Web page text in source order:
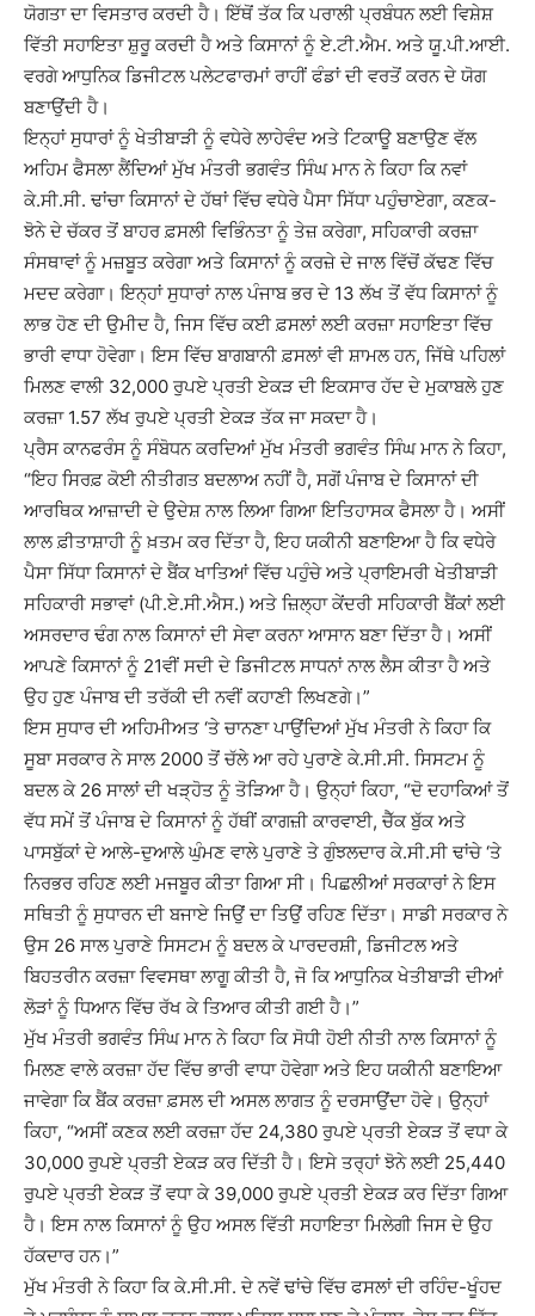
ਯੋਗਤਾ ਦਾ ਵਿਸਤਾਰ ਕਰਦੀ ਹੈ। ਇੱਥੋਂ ਤੱਕ ਕਿ ਪਰਾਲੀ ਪ੍ਰਬੰਧਨ ਲਈ ਵਿਸ਼ੇਸ਼
ਵਿੱਤੀ ਸਹਾਇਤਾ ਸ਼ੁਰੂ ਕਰਦੀ ਹੈ ਅਤੇ ਕਿਸਾਨਾਂ ਨੂੰ ਏ.ਟੀ.ਐਮ. ਅਤੇ ਯੂ.ਪੀ.ਆਈ.
ਵਰਗੇ ਆਧੁਨਿਕ ਡਿਜੀਟਲ ਪਲੇਟਫਾਰਮਾਂ ਰਾਹੀਂ ਫੰਡਾਂ ਦੀ ਵਰਤੋਂ ਕਰਨ ਦੇ ਯੋਗ
ਬਣਾਉਂਦੀ ਹੈ।
ਇਨ੍ਹਾਂ ਸੁਧਾਰਾਂ ਨੂੰ ਖੇਤੀਬਾੜੀ ਨੂੰ ਵਧੇਰੇ ਲਾਹੇਵੰਦ ਅਤੇ ਟਿਕਾਊ ਬਣਾਉਣ ਵੱਲ
ਅਹਿਮ ਫੈਸਲਾ ਲੈਂਦਿਆਂ ਮੁੱਖ ਮੰਤਰੀ ਭਗਵੰਤ ਸਿੰਘ ਮਾਨ ਨੇ ਕਿਹਾ ਕਿ ਨਵਾਂ
ਕੇ.ਸੀ.ਸੀ. ਢਾਂਚਾ ਕਿਸਾਨਾਂ ਦੇ ਹੱਥਾਂ ਵਿੱਚ ਵਧੇਰੇ ਪੈਸਾ ਸਿੱਧਾ ਪਹੁੰਚਾਏਗਾ, ਕਣਕ-
ਝੋਨੇ ਦੇ ਚੱਕਰ ਤੋਂ ਬਾਹਰ ਫ਼ਸਲੀ ਵਿਭਿੰਨਤਾ ਨੂੰ ਤੇਜ਼ ਕਰੇਗਾ, ਸਹਿਕਾਰੀ ਕਰਜ਼ਾ
ਸੰਸਥਾਵਾਂ ਨੂੰ ਮਜ਼ਬੂਤ ਕਰੇਗਾ ਅਤੇ ਕਿਸਾਨਾਂ ਨੂੰ ਕਰਜ਼ੇ ਦੇ ਜਾਲ ਵਿੱਚੋਂ ਕੱਢਣ ਵਿੱਚ
ਮਦਦ ਕਰੇਗਾ। ਇਨ੍ਹਾਂ ਸੁਧਾਰਾਂ ਨਾਲ ਪੰਜਾਬ ਭਰ ਦੇ 13 ਲੱਖ ਤੋਂ ਵੱਧ ਕਿਸਾਨਾਂ ਨੂੰ
ਲਾਭ ਹੋਣ ਦੀ ਉਮੀਦ ਹੈ, ਜਿਸ ਵਿੱਚ ਕਈ ਫ਼ਸਲਾਂ ਲਈ ਕਰਜ਼ਾ ਸਹਾਇਤਾ ਵਿੱਚ
ਭਾਰੀ ਵਾਧਾ ਹੋਵੇਗਾ। ਇਸ ਵਿੱਚ ਬਾਗਬਾਨੀ ਫ਼ਸਲਾਂ ਵੀ ਸ਼ਾਮਲ ਹਨ, ਜਿੱਥੇ ਪਹਿਲਾਂ
ਮਿਲਣ ਵਾਲੀ 32,000 ਰੁਪਏ ਪ੍ਰਤੀ ਏਕੜ ਦੀ ਇਕਸਾਰ ਹੱਦ ਦੇ ਮੁਕਾਬਲੇ ਹੁਣ
ਕਰਜ਼ਾ 1.57 ਲੱਖ ਰੁਪਏ ਪ੍ਰਤੀ ਏਕੜ ਤੱਕ ਜਾ ਸਕਦਾ ਹੈ।
ਪ੍ਰੈਸ ਕਾਨਫਰੰਸ ਨੂੰ ਸੰਬੋਧਨ ਕਰਦਿਆਂ ਮੁੱਖ ਮੰਤਰੀ ਭਗਵੰਤ ਸਿੰਘ ਮਾਨ ਨੇ ਕਿਹਾ,
“ਇਹ ਸਿਰਫ਼ ਕੋਈ ਨੀਤੀਗਤ ਬਦਲਾਅ ਨਹੀਂ ਹੈ, ਸਗੋਂ ਪੰਜਾਬ ਦੇ ਕਿਸਾਨਾਂ ਦੀ
ਆਰਥਿਕ ਆਜ਼ਾਦੀ ਦੇ ਉਦੇਸ਼ ਨਾਲ ਲਿਆ ਗਿਆ ਇਤਿਹਾਸਕ ਫੈਸਲਾ ਹੈ। ਅਸੀਂ
ਲਾਲ ਫ਼ੀਤਾਸ਼ਾਹੀ ਨੂੰ ਖ਼ਤਮ ਕਰ ਦਿੱਤਾ ਹੈ, ਇਹ ਯਕੀਨੀ ਬਣਾਇਆ ਹੈ ਕਿ ਵਧੇਰੇ
ਪੈਸਾ ਸਿੱਧਾ ਕਿਸਾਨਾਂ ਦੇ ਬੈਂਕ ਖਾਤਿਆਂ ਵਿੱਚ ਪਹੁੰਚੇ ਅਤੇ ਪ੍ਰਾਇਮਰੀ ਖੇਤੀਬਾੜੀ
ਸਹਿਕਾਰੀ ਸਭਾਵਾਂ (ਪੀ.ਏ.ਸੀ.ਐਸ.) ਅਤੇ ਜ਼ਿਲ੍ਹਾ ਕੇਂਦਰੀ ਸਹਿਕਾਰੀ ਬੈਂਕਾਂ ਲਈ
ਅਸਰਦਾਰ ਢੰਗ ਨਾਲ ਕਿਸਾਨਾਂ ਦੀ ਸੇਵਾ ਕਰਨਾ ਆਸਾਨ ਬਣਾ ਦਿੱਤਾ ਹੈ। ਅਸੀਂ
ਆਪਣੇ ਕਿਸਾਨਾਂ ਨੂੰ 21ਵੀਂ ਸਦੀ ਦੇ ਡਿਜੀਟਲ ਸਾਧਨਾਂ ਨਾਲ ਲੈਸ ਕੀਤਾ ਹੈ ਅਤੇ
ਉਹ ਹੁਣ ਪੰਜਾਬ ਦੀ ਤਰੱਕੀ ਦੀ ਨਵੀਂ ਕਹਾਣੀ ਲਿਖਣਗੇ।”
ਇਸ ਸੁਧਾਰ ਦੀ ਅਹਿਮੀਅਤ ‘ਤੇ ਚਾਨਣਾ ਪਾਉਂਦਿਆਂ ਮੁੱਖ ਮੰਤਰੀ ਨੇ ਕਿਹਾ ਕਿ
ਸੂਬਾ ਸਰਕਾਰ ਨੇ ਸਾਲ 2000 ਤੋਂ ਚੱਲੇ ਆ ਰਹੇ ਪੁਰਾਣੇ ਕੇ.ਸੀ.ਸੀ. ਸਿਸਟਮ ਨੂੰ
ਬਦਲ ਕੇ 26 ਸਾਲਾਂ ਦੀ ਖੜ੍ਹੋਤ ਨੂੰ ਤੋੜਿਆ ਹੈ। ਉਨ੍ਹਾਂ ਕਿਹਾ, “ਦੋ ਦਹਾਕਿਆਂ ਤੋਂ
ਵੱਧ ਸਮੇਂ ਤੋਂ ਪੰਜਾਬ ਦੇ ਕਿਸਾਨਾਂ ਨੂੰ ਹੱਥੀਂ ਕਾਗਜ਼ੀ ਕਾਰਵਾਈ, ਚੈੱਕ ਬੁੱਕ ਅਤੇ
ਪਾਸਬੁੱਕਾਂ ਦੇ ਆਲੇ-ਦੁਆਲੇ ਘੁੰਮਣ ਵਾਲੇ ਪੁਰਾਣੇ ਤੇ ਗੁੰਝਲਦਾਰ ਕੇ.ਸੀ.ਸੀ ਢਾਂਚੇ ‘ਤੇ
ਨਿਰਭਰ ਰਹਿਣ ਲਈ ਮਜਬੂਰ ਕੀਤਾ ਗਿਆ ਸੀ। ਪਿਛਲੀਆਂ ਸਰਕਾਰਾਂ ਨੇ ਇਸ
ਸਥਿਤੀ ਨੂੰ ਸੁਧਾਰਨ ਦੀ ਬਜਾਏ ਜਿਉਂ ਦਾ ਤਿਉਂ ਰਹਿਣ ਦਿੱਤਾ। ਸਾਡੀ ਸਰਕਾਰ ਨੇ
ਉਸ 26 ਸਾਲ ਪੁਰਾਣੇ ਸਿਸਟਮ ਨੂੰ ਬਦਲ ਕੇ ਪਾਰਦਰਸ਼ੀ, ਡਿਜੀਟਲ ਅਤੇ
ਬਿਹਤਰੀਨ ਕਰਜ਼ਾ ਵਿਵਸਥਾ ਲਾਗੂ ਕੀਤੀ ਹੈ, ਜੋ ਕਿ ਆਧੁਨਿਕ ਖੇਤੀਬਾੜੀ ਦੀਆਂ
ਲੋੜਾਂ ਨੂੰ ਧਿਆਨ ਵਿੱਚ ਰੱਖ ਕੇ ਤਿਆਰ ਕੀਤੀ ਗਈ ਹੈ।”
ਮੁੱਖ ਮੰਤਰੀ ਭਗਵੰਤ ਸਿੰਘ ਮਾਨ ਨੇ ਕਿਹਾ ਕਿ ਸੋਧੀ ਹੋਈ ਨੀਤੀ ਨਾਲ ਕਿਸਾਨਾਂ ਨੂੰ
ਮਿਲਣ ਵਾਲੇ ਕਰਜ਼ਾ ਹੱਦ ਵਿੱਚ ਭਾਰੀ ਵਾਧਾ ਹੋਵੇਗਾ ਅਤੇ ਇਹ ਯਕੀਨੀ ਬਣਾਇਆ
ਜਾਵੇਗਾ ਕਿ ਬੈਂਕ ਕਰਜ਼ਾ ਫ਼ਸਲ ਦੀ ਅਸਲ ਲਾਗਤ ਨੂੰ ਦਰਸਾਉਂਦਾ ਹੋਵੇ। ਉਨ੍ਹਾਂ
ਕਿਹਾ, “ਅਸੀਂ ਕਣਕ ਲਈ ਕਰਜ਼ਾ ਹੱਦ 24,380 ਰੁਪਏ ਪ੍ਰਤੀ ਏਕੜ ਤੋਂ ਵਧਾ ਕੇ
30,000 ਰੁਪਏ ਪ੍ਰਤੀ ਏਕੜ ਕਰ ਦਿੱਤੀ ਹੈ। ਇਸੇ ਤਰ੍ਹਾਂ ਝੋਨੇ ਲਈ 25,440
ਰੁਪਏ ਪ੍ਰਤੀ ਏਕੜ ਤੋਂ ਵਧਾ ਕੇ 39,000 ਰੁਪਏ ਪ੍ਰਤੀ ਏਕੜ ਕਰ ਦਿੱਤਾ ਗਿਆ
ਹੈ। ਇਸ ਨਾਲ ਕਿਸਾਨਾਂ ਨੂੰ ਉਹ ਅਸਲ ਵਿੱਤੀ ਸਹਾਇਤਾ ਮਿਲੇਗੀ ਜਿਸ ਦੇ ਉਹ
ਹੱਕਦਾਰ ਹਨ।”
ਮੁੱਖ ਮੰਤਰੀ ਨੇ ਕਿਹਾ ਕਿ ਕੇ.ਸੀ.ਸੀ. ਦੇ ਨਵੇਂ ਢਾਂਚੇ ਵਿੱਚ ਫਸਲਾਂ ਦੀ ਰਹਿੰਦ-ਖੂੰਹਦ